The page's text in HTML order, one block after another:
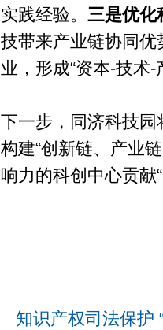
实践经验。 三是优化
技带来产业链协同
业，形成“资本-技术
下一步，同济科技
构建“创新链、产业
响力的科创中心贡献
知识产权司法保护